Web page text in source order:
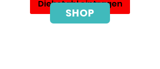
Diebstahl eintragen
SHOP